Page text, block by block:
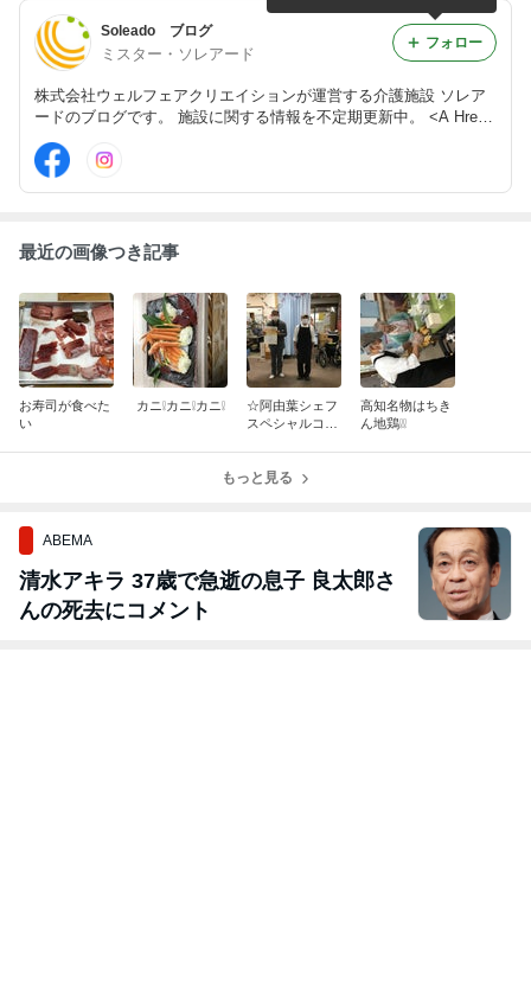
Soleado ブログ
ミスター・ソレアード
株式会社ウェルフェアクリエイションが運営する介護施設 ソレア
ードのブログです。 施設に関する情報を不定期更新中。 <A Href
="http://www.soleado.jp/">ソレアード 公式HP</A>
フォロー
最近の画像つき記事
お寿司が食べた
い
カニ❕カニ❕カニ❕
☆阿由葉シェフ
スペシャルコー
高知名物はちき
ん地鶏❕❕
もっと見る
ABEMA
清水アキラ 37歳で急逝の息子 良太郎さ
んの死去にコメント